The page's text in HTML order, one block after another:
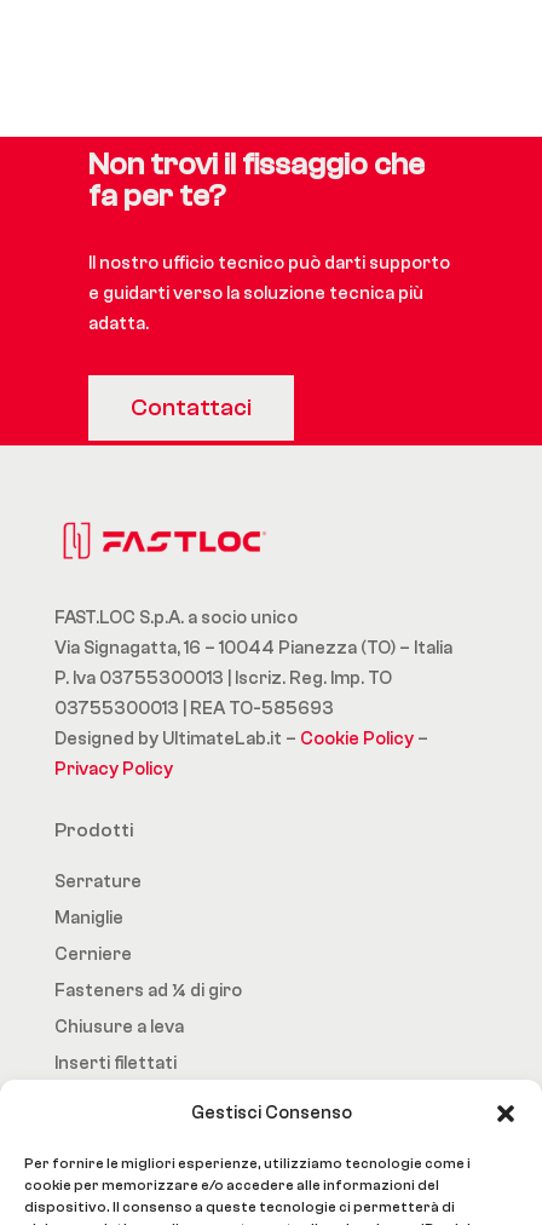
Gestisci Consenso
Per fornire le migliori esperienze, utilizziamo tecnologie come i
cookie per memorizzare e/o accedere alle informazioni del
dispositivo. Il consenso a queste tecnologie ci permetterà di
Non trovi il fissaggio che
fa per te?
Il nostro ufficio tecnico può darti supporto
e guidarti verso la soluzione tecnica più
adatta.
Contattaci
FAST.LOC S.p.A. a socio unico
Via Signagatta, 16 – 10044 Pianezza (TO) – Italia
P. Iva 03755300013 | Iscriz. Reg. Imp. TO
03755300013 | REA TO-585693
Designed by UltimateLab.it – Cookie Policy–
Privacy Policy
Prodotti
Serrature
Maniglie
Cerniere
Fasteners ad ¼ di giro
Chiusure a leva
Inserti filettati
Home Page
Azienda